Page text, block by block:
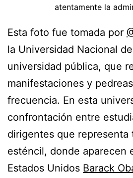
atentamente la
Esta foto fue tomada por
la Universidad Nacional
universidad pública, que
manifestaciones y
frecuencia. En esta
confrontación entre
dirigentes que representa
esténcil, donde aparecen
Estados Unidos Barack